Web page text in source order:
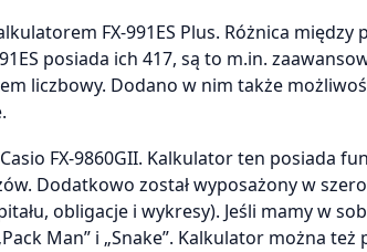
FX-991ES Plus. Różnica
posiada ich 417, są to m.in.
liczbowy. Dodano w nim także
FX-9860GII. Kalkulator ten posiada
Dodatkowo został wyposażony w
obligacje i wykresy). Jeśli mamy w
Man” i „Snake”. Kalkulator można też